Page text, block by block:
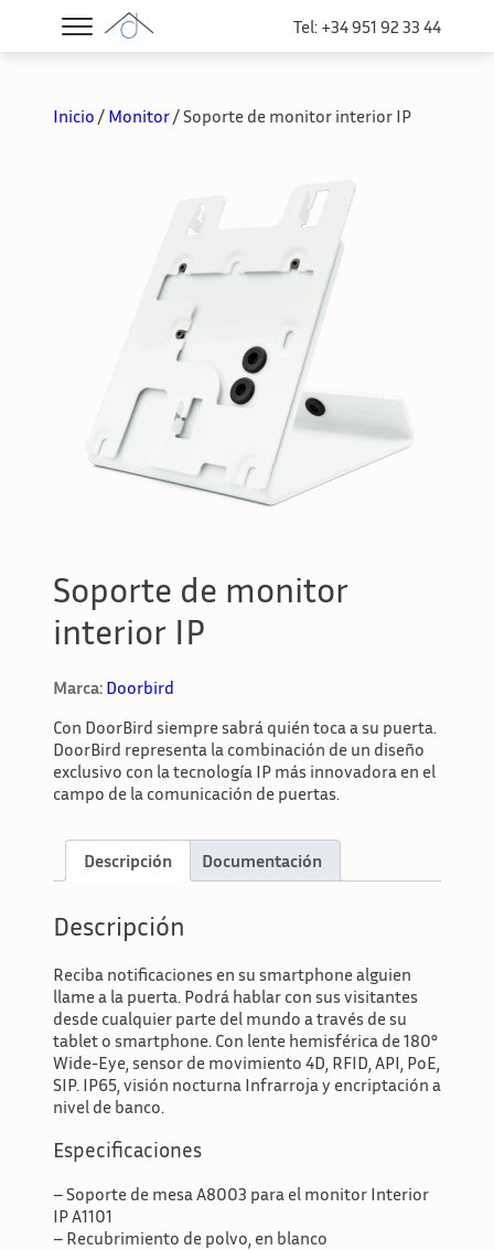
Tel: +34 951 92 33 44
Inicio / Monitor/ Soporte de monitor interior IP
Soporte de monitor
interior IP
Marca: Doorbird
Con DoorBird siempre sabrá quién toca a su puerta.
DoorBird representa la combinación de un diseño
exclusivo con la tecnología IP más innovadora en el
campo de la comunicación de puertas.
Descripción Documentación
Descripción
Reciba notificaciones en su smartphone alguien
llame a la puerta. Podrá hablar con sus visitantes
desde cualquier parte del mundo a través de su
tablet o smartphone. Con lente hemisférica de 180°
Wide-Eye, sensor de movimiento 4D, RFID, API, PoE,
SIP. IP65, visión nocturna Infrarroja y encriptación a
nivel de banco.
Especificaciones
– Soporte de mesa A8003 para el monitor Interior
IP A1101
– Recubrimiento de polvo, en blanco